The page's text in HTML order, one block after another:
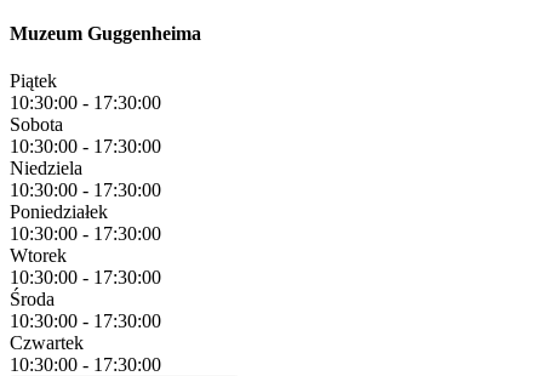
Muzeum Guggenheima
Piątek
10:30:00 - 17:30:00
Sobota
10:30:00 - 17:30:00
Niedziela
10:30:00 - 17:30:00
Poniedziałek
10:30:00 - 17:30:00
Wtorek
10:30:00 - 17:30:00
Środa
10:30:00 - 17:30:00
Czwartek
10:30:00 - 17:30:00